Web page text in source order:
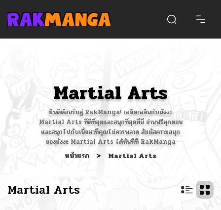
Martial Arts
ยินดีต้อนรับสู่ RakManga! เพลิดเพลินกับมังงะ
Martial Arts ที่ดีที่สุดและสนุกที่สุดที่นี่ อ่านฟรีทุกตอน
และสนุกไปกับเนื้อหาที่คุณไม่ควรพลาด สัมผัสความสนุก
ของมังงะ Martial Arts ได้ทันทีที่ RakManga
หน้าแรก > Martial Arts
Martial Arts